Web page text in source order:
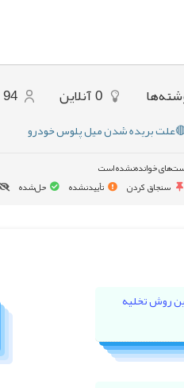
0آنلاین 94
بریده شدن میل پلوس خودرو
خوانده‌نشده است
سنجاق کردن تأییدنشده حل‌شده
روش تخلیه